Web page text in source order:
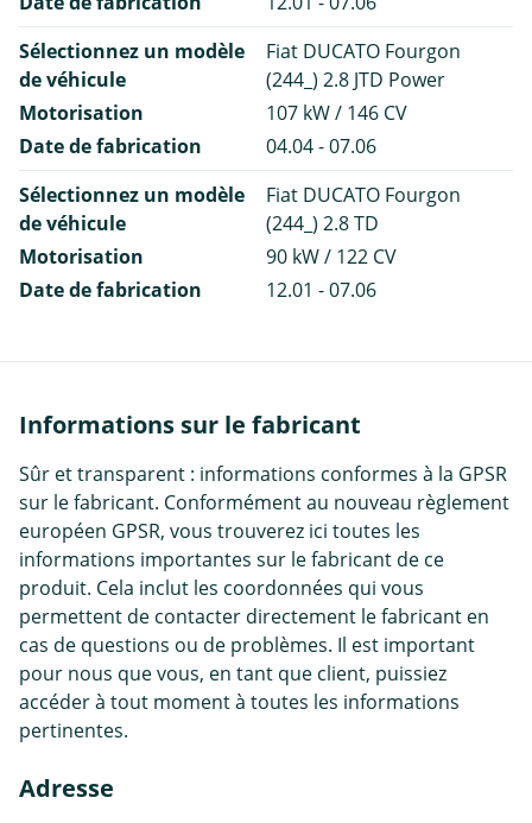
Sélectionnez un modèle
de véhicule
Fiat DUCATO Fourgon
(244_) 2.8 JTD Power
Motorisation
107 kW / 146 CV
Date de fabrication
04.04 - 07.06
Sélectionnez un modèle
de véhicule
Fiat DUCATO Fourgon
(244_) 2.8 TD
Motorisation
90 kW / 122 CV
Date de fabrication
12.01 - 07.06
Informations sur le fabricant
Sûr et transparent : informations conformes à la GPSR
sur le fabricant. Conformément au nouveau règlement
européen GPSR, vous trouverez ici toutes les
informations importantes sur le fabricant de ce
produit. Cela inclut les coordonnées qui vous
permettent de contacter directement le fabricant en
cas de questions ou de problèmes. Il est important
pour nous que vous, en tant que client, puissiez
accéder à tout moment à toutes les informations
pertinentes.
Adresse